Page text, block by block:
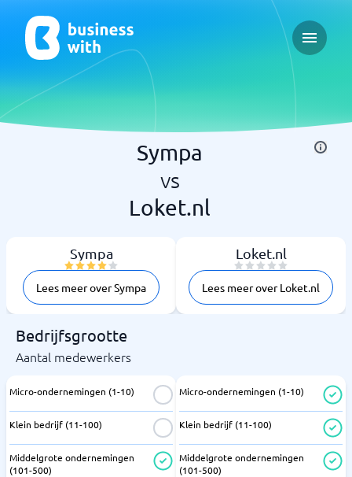
Open
Sympa
vs
Loket.nl
Sympa
Lees meer over Sympa
Loket.nl
Lees meer over Loket.nl
Bedrijfsgrootte
Aantal medewerkers
Micro-ondernemingen (1-10)
Klein bedrijf (11-100)
Middelgrote ondernemingen
(101-500)
Micro-ondernemingen (1-10)
Klein bedrijf (11-100)
Middelgrote ondernemingen
(101-500)